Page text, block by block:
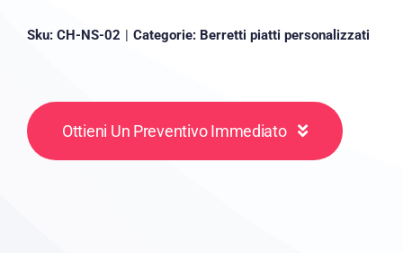
Sku: CH-NS-02 | Categorie: Berretti piatti personalizzati
Ottieni Un Preventivo Immediato